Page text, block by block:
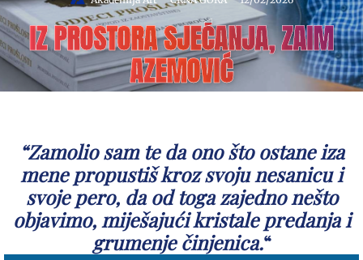
IZ PROSTORA SJEĆANJA, ZAIM
AZEMOVIĆ
“Zamolio sam te da ono što ostane iza
mene propustiš kroz svoju nesanicu i
svoje pero, da od toga zajedno nešto
objavimo, miješajući kristale predanja i
grumenje činjenica.“